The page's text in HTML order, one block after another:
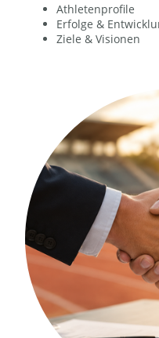
Athletenprofile
Erfolge &
Ziele & Visionen